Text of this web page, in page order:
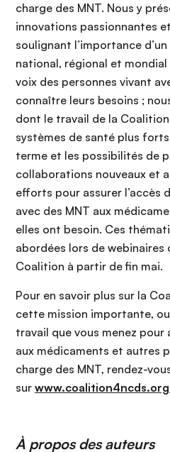
charge des MNT. Nous y
innovations passionnantes
soulignant l’importance
national, régional et
voix des personnes vivant
connaître leurs besoins ;
dont le travail de la
systèmes de santé plus
terme et les possibilités de
collaborations nouveaux et
efforts pour assurer l’accès
avec des MNT aux
elles ont besoin. Ces
abordées lors de webinaires
Coalition à partir de fin mai.
Pour en savoir plus sur la
cette mission importante,
travail que vous menez pour
aux médicaments et autres
charge des MNT, rendez-
sur
À propos des auteurs